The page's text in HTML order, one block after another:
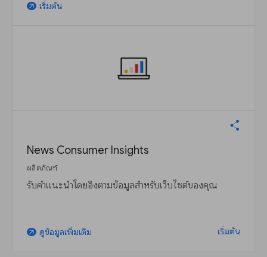
arrow_outward เริ่มต้น
News Consumer Insights
ผลิตภัณฑ์
รับคำแนะนำโดยอิงตามข้อมูลสำหรับเว็บไซต์ของคุณ
arrow_outward ดูข้อมูลเพิ่มเติม เริ่มต้น